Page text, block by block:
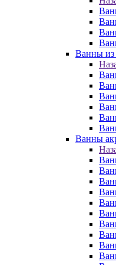
Ванны из
Ванны